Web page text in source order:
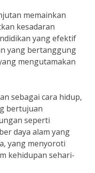
memainkan
kesadaran
yang efektif
yang bertanggung
mengutamakan
sebagai cara hidup,
bertujuan
seperti
daya alam yang
yang menyoroti
kehidupan sehari-